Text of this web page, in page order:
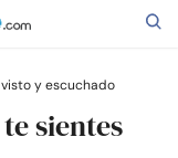
y escuchado
sientes